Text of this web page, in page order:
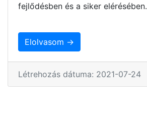
fejlődésben és a siker elérésében.
Elolvasom →
Létrehozás dátuma: 2021-07-24